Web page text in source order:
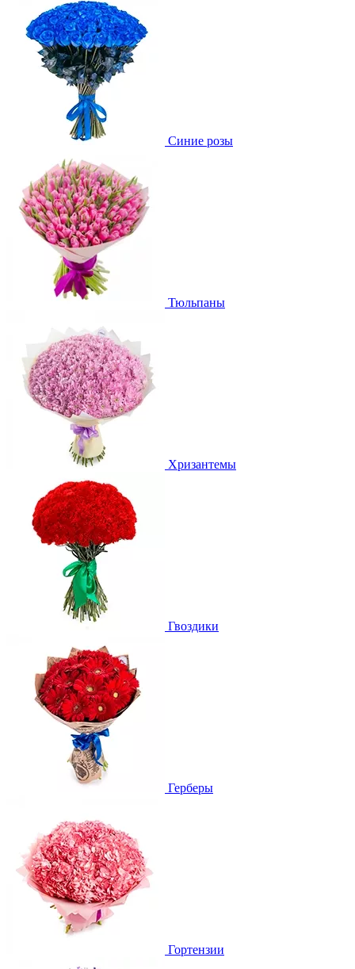
Синие розы
Тюльпаны
Хризантемы
Гвоздики
Герберы
Гортензии